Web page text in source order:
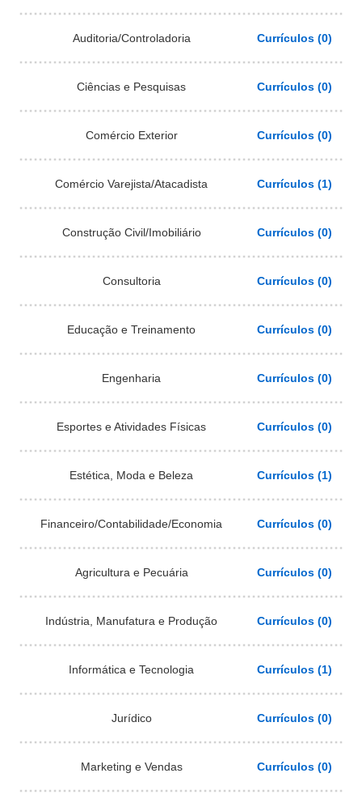
Auditoria/Controladoria Currículos (0)
Ciências e Pesquisas Currículos (0)
Comércio Exterior Currículos (0)
Comércio Varejista/Atacadista Currículos (1)
Construção Civil/Imobiliário Currículos (0)
Consultoria Currículos (0)
Educação e Treinamento Currículos (0)
Engenharia Currículos (0)
Esportes e Atividades Físicas Currículos (0)
Estética, Moda e Beleza Currículos (1)
Financeiro/Contabilidade/Economia Currículos (0)
Agricultura e Pecuária Currículos (0)
Indústria, Manufatura e Produção Currículos (0)
Informática e Tecnologia Currículos (1)
Jurídico Currículos (0)
Marketing e Vendas Currículos (0)